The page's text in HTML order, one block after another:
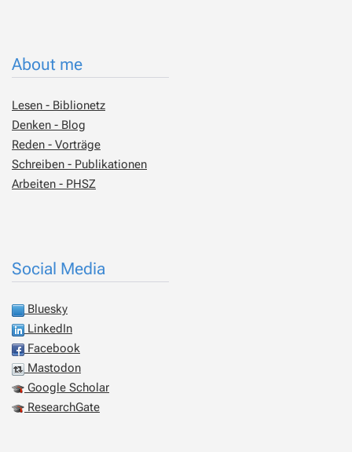
About me
Lesen - Biblionetz
Denken - Blog
Reden - Vorträge
Schreiben - Publikationen
Arbeiten - PHSZ
Social Media
Bluesky
LinkedIn
Facebook
Mastodon
Google Scholar
ResearchGate